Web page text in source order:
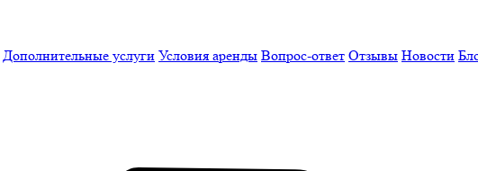
Дополнительные услуги Условия аренды Вопрос-ответ Отзывы Новости